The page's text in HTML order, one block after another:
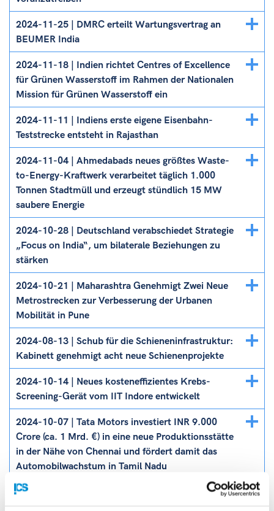
Details
ein/ausblenden
2024-11-25 | DMRC erteilt Wartungsvertrag an
BEUMER India
Details
ein/ausblenden
2024-11-18 | Indien richtet Centres of Excellence
für Grünen Wasserstoff im Rahmen der Nationalen
Mission für Grünen Wasserstoff ein
Details
ein/ausblenden
2024-11-11 | Indiens erste eigene Eisenbahn-
Teststrecke entsteht in Rajasthan
Details
ein/ausblenden
2024-11-04 | Ahmedabads neues größtes Waste-
to-Energy-Kraftwerk verarbeitet täglich 1.000
Tonnen Stadtmüll und erzeugt stündlich 15 MW
saubere Energie
Details
ein/ausblenden
2024-10-28 | Deutschland verabschiedet Strategie
„Focus on India“, um bilaterale Beziehungen zu
stärken
Details
ein/ausblenden
2024-10-21 | Maharashtra Genehmigt Zwei Neue
Metrostrecken zur Verbesserung der Urbanen
Mobilität in Pune
Details
ein/ausblenden
2024-08-13 | Schub für die Schieneninfrastruktur:
Kabinett genehmigt acht neue Schienenprojekte
Details
ein/ausblenden
2024-10-14 | Neues kosteneffizientes Krebs-
Screening-Gerät vom IIT Indore entwickelt
Details
ein/ausblenden
2024-10-07 | Tata Motors investiert INR 9.000
Crore (ca. 1 Mrd. €) in eine neue Produktionsstätte
in der Nähe von Chennai und fördert damit das
Automobilwachstum in Tamil Nadu
Details
2024-09-30 | Mumbais erste unterirdische Metro